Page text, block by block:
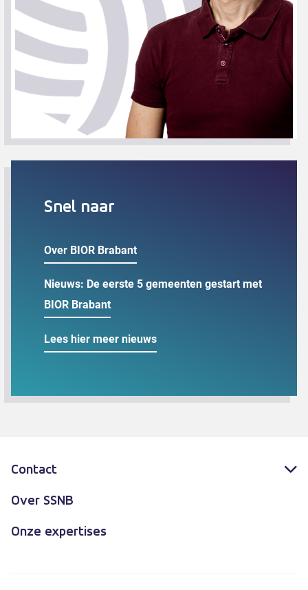
Snel naar
Over BIOR Brabant
Nieuws: De eerste 5 gemeenten gestart met
BIOR Brabant
Lees hier meer nieuws
Contact
Over SSNB
Onze expertises